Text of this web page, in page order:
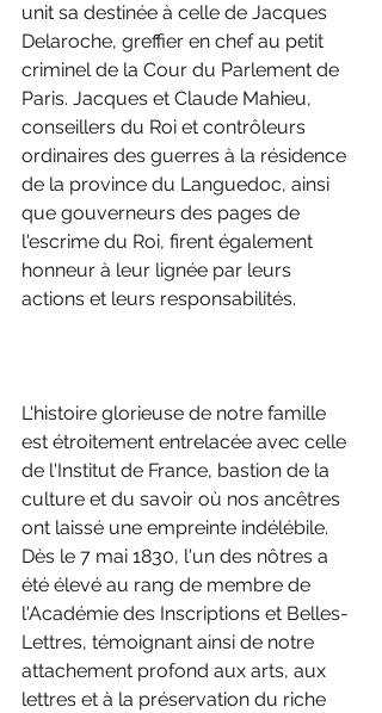
unit sa destinée à celle de Jacques
Delaroche, greffier en chef au petit
criminel de la Cour du Parlement de
Paris. Jacques et Claude Mahieu,
conseillers du Roi et contrôleurs
ordinaires des guerres à la résidence
de la province du Languedoc, ainsi
que gouverneurs des pages de
l'escrime du Roi, firent également
honneur à leur lignée par leurs
actions et leurs responsabilités.
L'histoire glorieuse de notre famille
est étroitement entrelacée avec celle
de l'Institut de France, bastion de la
culture et du savoir où nos ancêtres
ont laissé une empreinte indélébile.
Dès le 7 mai 1830, l'un des nôtres a
été élevé au rang de membre de
l'Académie des Inscriptions et Belles-
Lettres, témoignant ainsi de notre
attachement profond aux arts, aux
lettres et à la préservation du riche